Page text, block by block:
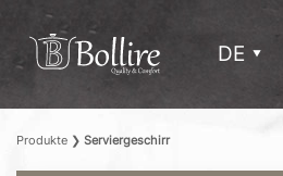
DE
Produkte ❯ Serviergeschirr